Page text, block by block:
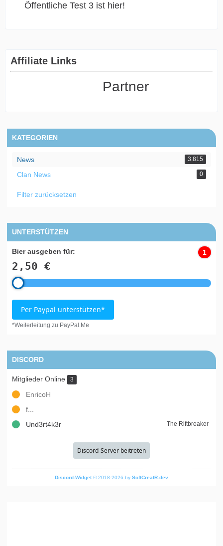
Öffentliche Test 3 ist hier!
Affiliate Links
Partner
KATEGORIEN
News 3.815
Clan News 0
Filter zurücksetzen
UNTERSTÜTZEN
Bier ausgeben für:
2,50 €
1
Per Paypal unterstützen*
*Weiterleitung zu PayPal.Me
DISCORD
Mitglieder Online 3
EnricoH
f...
Und3rt4k3r
The Riftbreaker
Discord-Server beitreten
Discord-Widget© 2018-2026 by SoftCreatR.dev